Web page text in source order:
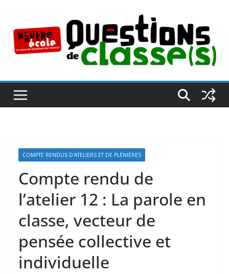
contenu
COMPTE RENDUS D'ATELIERS ET DE PLÉNIÈRES
Compte rendu de
l’atelier 12 : La parole en
classe, vecteur de
pensée collective et
individuelle